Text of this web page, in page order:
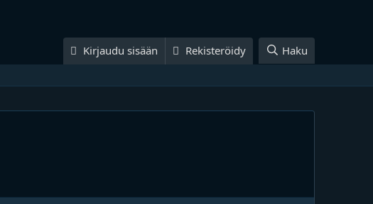
Kirjaudu sisään Rekisteröidy Haku